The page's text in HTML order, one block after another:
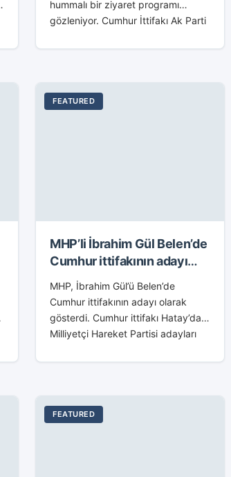
hummalı bir ziyaret programı
gözleniyor. Cumhur İttifakı Ak Parti
Fatih Tosyalı ve ekibi, CHP
FEATURED
MHP’li İbrahim Gül Belen’de
Cumhur ittifakının adayı
olarak gösterdi
MHP, İbrahim Gül’ü Belen’de
Cumhur ittifakının adayı olarak
gösterdi. Cumhur ittifakı Hatay’da
Milliyetçi Hareket Partisi adayları
Dörtyol’da mevcut MHP’li Belediye
FEATURED